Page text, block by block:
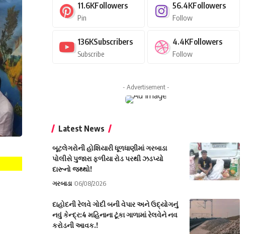
11.6KFollowers
Pin
56.4KFollowers
Follow
136KSubscribers
Subscribe
4.4KFollowers
Follow
- Advertisement -
Latest News
બૂટલેગરોની હોશિયારી ધૂળધાણીમાં ગરબાડા
પોલીસે પુજારા ફળીયા રોડ પરથી ઝડપ્યો
દારૂનો જથ્થો!
ગરબાડા 06/08/2026
દાહોદની રેલવે ગોદી બની વેપાર અને ઉદ્યોગનું
નવું કેન્દ્ર:4 મહિનાના ટૂંકા ગાળામાં રેલવેને નવ
કરોડની આવક.!